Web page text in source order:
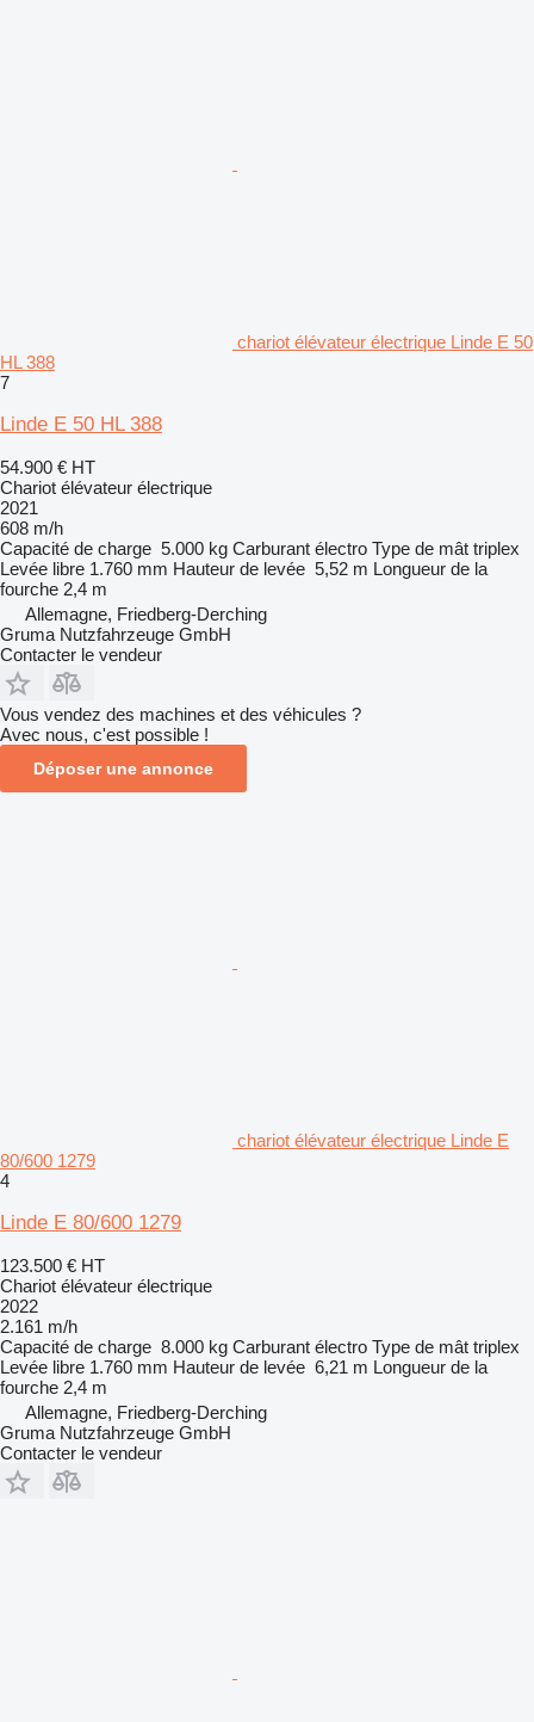
chariot élévateur électrique Linde E 50
HL 388
7
Linde E 50 HL 388
54.900 € HT
Chariot élévateur électrique
2021
608 m/h
Capacité de charge 5.000 kg Carburant électro Type de mât triplex
Levée libre 1.760 mm Hauteur de levée 5,52 m Longueur de la
fourche 2,4 m
Allemagne, Friedberg-Derching
Gruma Nutzfahrzeuge GmbH
Contacter le vendeur
Vous vendez des machines et des véhicules ?
Avec nous, c'est possible !
Déposer une annonce
chariot élévateur électrique Linde E
80/600 1279
4
Linde E 80/600 1279
123.500 € HT
Chariot élévateur électrique
2022
2.161 m/h
Capacité de charge 8.000 kg Carburant électro Type de mât triplex
Levée libre 1.760 mm Hauteur de levée 6,21 m Longueur de la
fourche 2,4 m
Allemagne, Friedberg-Derching
Gruma Nutzfahrzeuge GmbH
Contacter le vendeur